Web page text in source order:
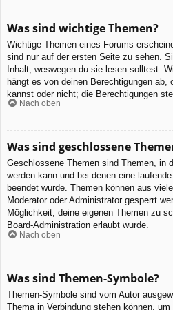
Was sind wichtige Themen?
Wichtige Themen eines Forums
sind nur auf der ersten Seite zu sehen.
Inhalt, weswegen du sie lesen solltest.
hängt es von deinen Berechtigungen ab,
kannst oder nicht; die Berechtigungen
Nach oben
Was sind geschlossene
Geschlossene Themen sind Themen, in
werden kann und bei denen eine
beendet wurde. Themen können aus
Moderator oder Administrator gesperrt
Möglichkeit, deine eigenen Themen zu
Board-Administration erlaubt wurde.
Nach oben
Was sind Themen-Symbole?
Themen-Symbole sind vom Autor
Thema in Verbindung stehen können,